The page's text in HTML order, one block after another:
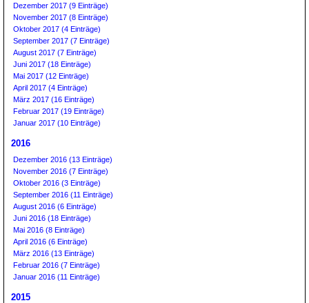
Dezember 2017 (9 Einträge)
November 2017 (8 Einträge)
Oktober 2017 (4 Einträge)
September 2017 (7 Einträge)
August 2017 (7 Einträge)
Juni 2017 (18 Einträge)
Mai 2017 (12 Einträge)
April 2017 (4 Einträge)
März 2017 (16 Einträge)
Februar 2017 (19 Einträge)
Januar 2017 (10 Einträge)
2016
Dezember 2016 (13 Einträge)
November 2016 (7 Einträge)
Oktober 2016 (3 Einträge)
September 2016 (11 Einträge)
August 2016 (6 Einträge)
Juni 2016 (18 Einträge)
Mai 2016 (8 Einträge)
April 2016 (6 Einträge)
März 2016 (13 Einträge)
Februar 2016 (7 Einträge)
Januar 2016 (11 Einträge)
2015